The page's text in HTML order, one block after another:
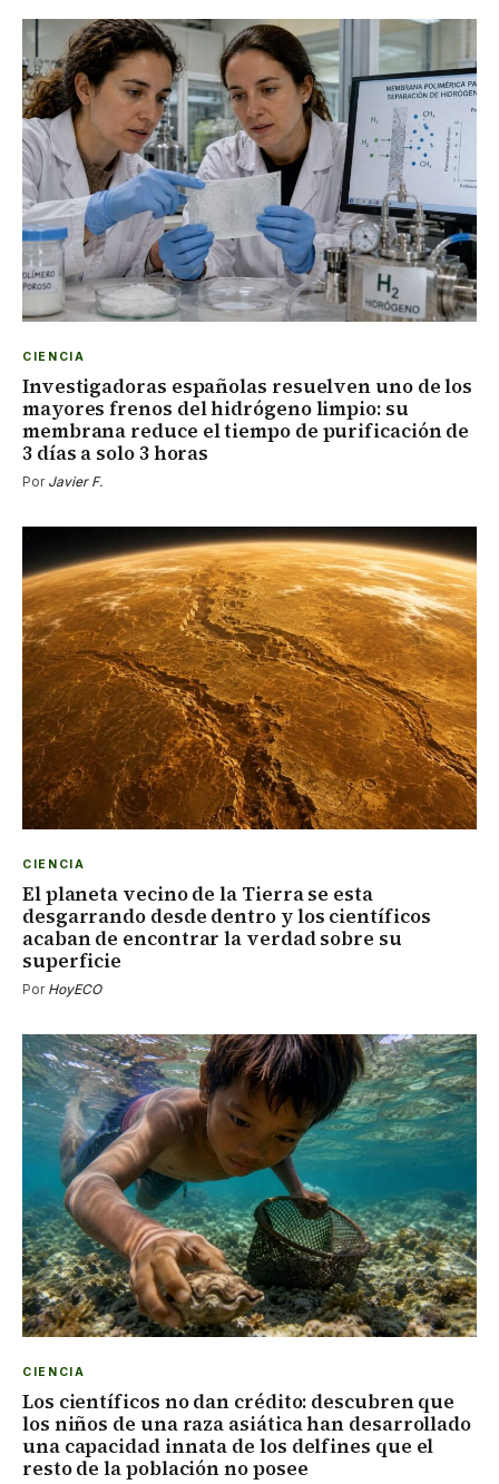
CIENCIA
Investigadoras españolas resuelven uno de los
mayores frenos del hidrógeno limpio: su
membrana reduce el tiempo de purificación de
3 días a solo 3 horas
Por Javier F.
CIENCIA
El planeta vecino de la Tierra se esta
desgarrando desde dentro y los científicos
acaban de encontrar la verdad sobre su
superficie
Por HoyECO
CIENCIA
Los científicos no dan crédito: descubren que
los niños de una raza asiática han desarrollado
una capacidad innata de los delfines que el
resto de la población no posee